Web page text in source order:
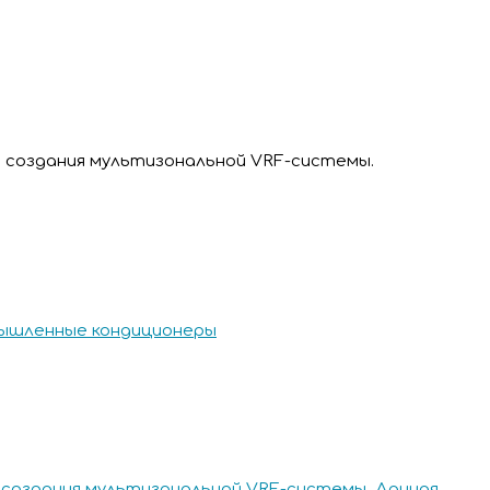
мультизональной VRF-системы.
кондиционеры